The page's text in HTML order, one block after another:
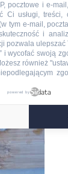
pocztowe i e-
Ci usługi,
tym e-mail,
i
pozwala
i wycofać swoją
również
powered by